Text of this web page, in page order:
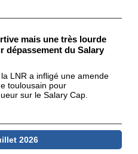
mais une très lourde
dépassement du Salary
LNR a infligé une amende
toulousain pour
sur le Salary Cap.
2026